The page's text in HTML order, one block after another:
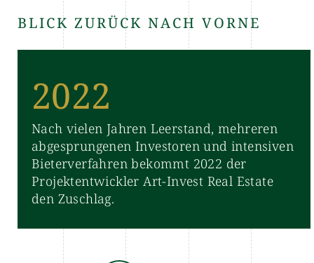
BLICK ZURÜCK NACH VORNE
2022
Nach vielen Jahren Leerstand, mehreren
abgesprungenen Investoren und intensiven
Bieterverfahren bekommt 2022 der
Projektentwickler Art-Invest Real Estate
den Zuschlag.